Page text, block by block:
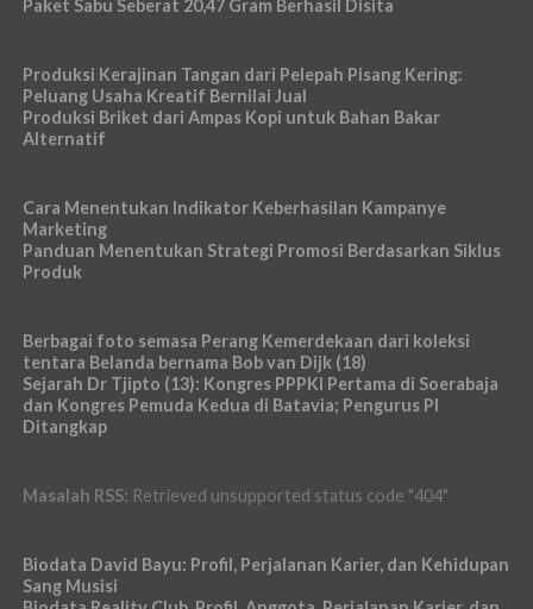
Paket Sabu Seberat 20,47 Gram Berhasil Disita
Produksi Kerajinan Tangan dari Pelepah Pisang Kering:
Peluang Usaha Kreatif Bernilai Jual
Produksi Briket dari Ampas Kopi untuk Bahan Bakar
Alternatif
Cara Menentukan Indikator Keberhasilan Kampanye
Marketing
Panduan Menentukan Strategi Promosi Berdasarkan Siklus
Produk
Berbagai foto semasa Perang Kemerdekaan dari koleksi
tentara Belanda bernama Bob van Dijk (18)
Sejarah Dr Tjipto (13): Kongres PPPKI Pertama di Soerabaja
dan Kongres Pemuda Kedua di Batavia; Pengurus PI
Ditangkap
Masalah RSS: Retrieved unsupported status code "404"
Biodata David Bayu: Profil, Perjalanan Karier, dan Kehidupan
Sang Musisi